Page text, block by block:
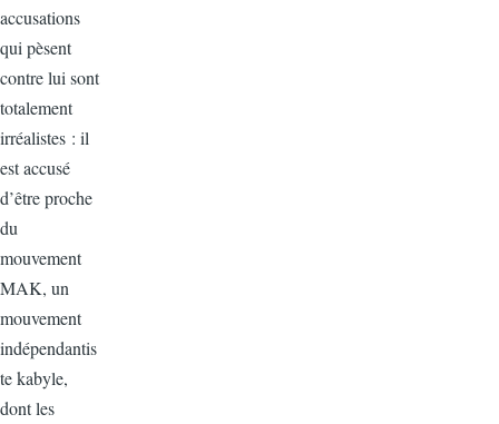
accusations
qui pèsent
contre lui sont
totalement
irréalistes : il
est accusé
d’être proche
du
mouvement
MAK, un
mouvement
indépendantis
te kabyle,
dont les